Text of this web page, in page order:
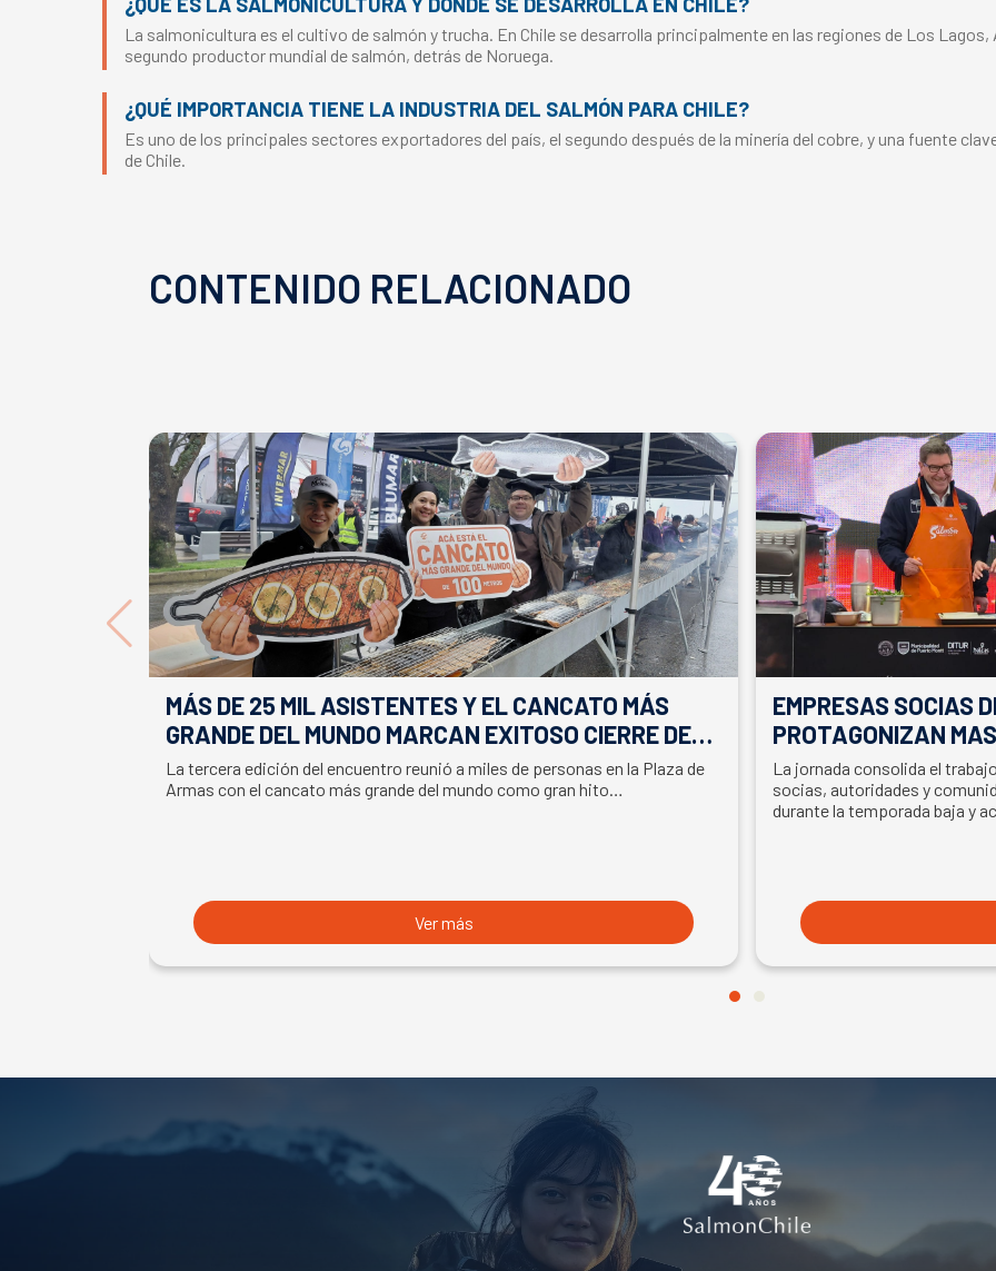
La salmonicultura es el cultivo de salmón y trucha. En Chile se desarrolla principalmente en las regiones de Los
segundo productor mundial de salmón, detrás de Noruega.
¿QUÉ IMPORTANCIA TIENE LA INDUSTRIA DEL SALMÓN PARA CHILE?
Es uno de los principales sectores exportadores del país, el segundo después de la minería del cobre, y una fuente
de Chile.
CONTENIDO RELACIONADO
MÁS DE 25 MIL ASISTENTES Y EL CANCATO MÁS
GRANDE DEL MUNDO MARCAN EXITOSO CIERRE DE
LA SEMANA DEL SALMÓN
La tercera edición del encuentro reunió a miles de personas en la Plaza de
Armas con el cancato más grande del mundo como gran hito…
Ver más
EMPRESAS SOCIAS
PROTAGONIZAN
LA PARTICIPACIÓN
EN SEMANA DEL
La jornada consolida el
socias, autoridades y
durante la temporada baja y